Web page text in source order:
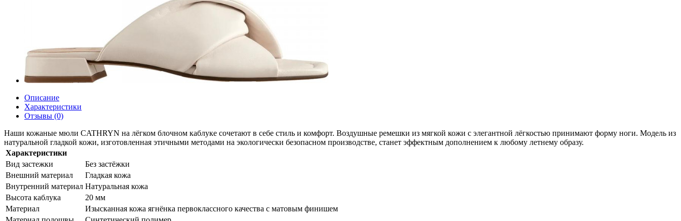
Описание
Характеристики
Отзывы (0)
Наши кожаные мюли CATHRYN на лёгком блочном каблуке сочетают в себе стиль и комфорт. Воздушные ремешки из мягкой кожи с элегантной лёгкостью принимают форму ноги. Модель из
натуральной гладкой кожи, изготовленная этичными методами на экологически безопасном производстве, станет эффектным дополнением к любому летнему образу.
Характеристики
Вид застежки
Без застёжки
Внешний материал
Гладкая кожа
Внутренний материал Натуральная кожа
Высота каблука
20 мм
Материал
Изысканная кожа ягнёнка первоклассного качества с матовым финишем